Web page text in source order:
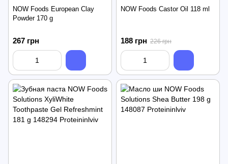
NOW Foods European Clay
Powder 170 g
267 грн
NOW Foods Castor Oil 118 ml
188 грн 226 грн